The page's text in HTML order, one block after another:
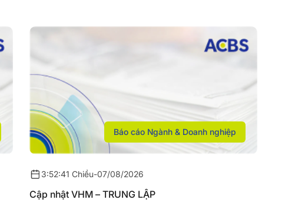
Báo cáo Ngành & Doanh nghiệp
3:52:41 Chiều-07/08/2026
Cập nhật VHM – TRUNG LẬP